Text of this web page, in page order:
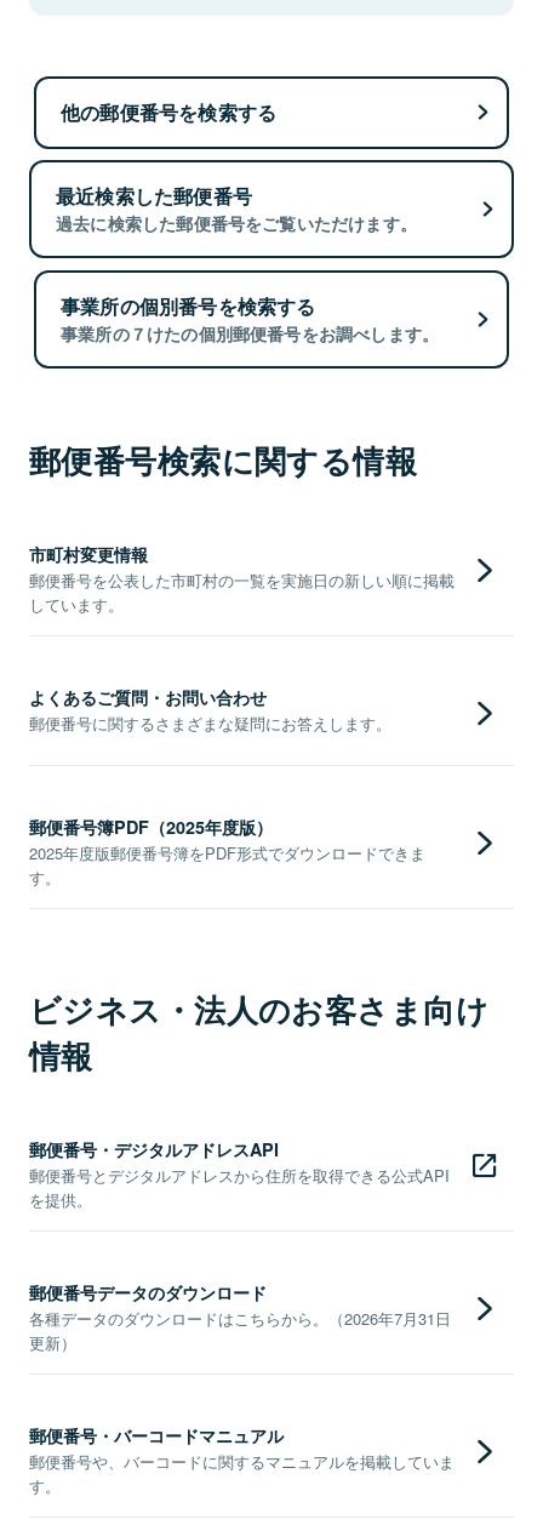
他の郵便番号を検索する
最近検索した郵便番号
過去に検索した郵便番号をご覧いただけます。
事業所の個別番号を検索する
事業所の７けたの個別郵便番号をお調べします。
郵便番号検索に関する情報
市町村変更情報
郵便番号を公表した市町村の一覧を実施日の新しい順に掲載
しています。
よくあるご質問・お問い合わせ
郵便番号に関するさまざまな疑問にお答えします。
郵便番号簿PDF（2025年度版）
2025年度版郵便番号簿をPDF形式でダウンロードできま
す。
ビジネス・法人のお客さま向け
情報
郵便番号・デジタルアドレスAPI
郵便番号とデジタルアドレスから住所を取得できる公式API
を提供。
郵便番号データのダウンロード
各種データのダウンロードはこちらから。（2026年7月31日
更新）
郵便番号・バーコードマニュアル
郵便番号や、バーコードに関するマニュアルを掲載していま
す。